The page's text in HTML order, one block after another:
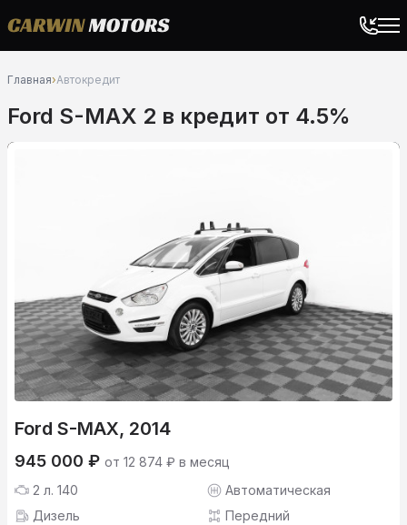
Главная›Автокредит
Ford S-MAX 2 в кредит от 4.5%
Ford S-MAX, 2014
945 000 ₽ от 12 874 ₽ в месяц
2 л. 140
Автоматическая
Дизель
Передний